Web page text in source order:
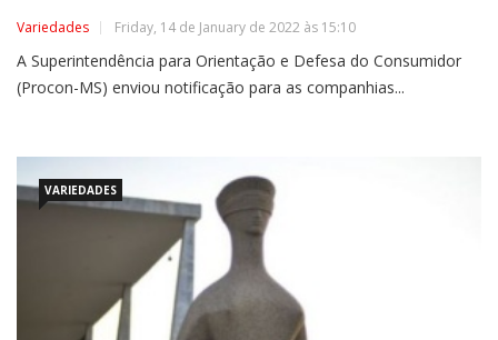
Variedades Friday, 14 de January de 2022 às 15:10
A Superintendência para Orientação e Defesa do Consumidor
(Procon-MS) enviou notificação para as companhias...
VARIEDADES